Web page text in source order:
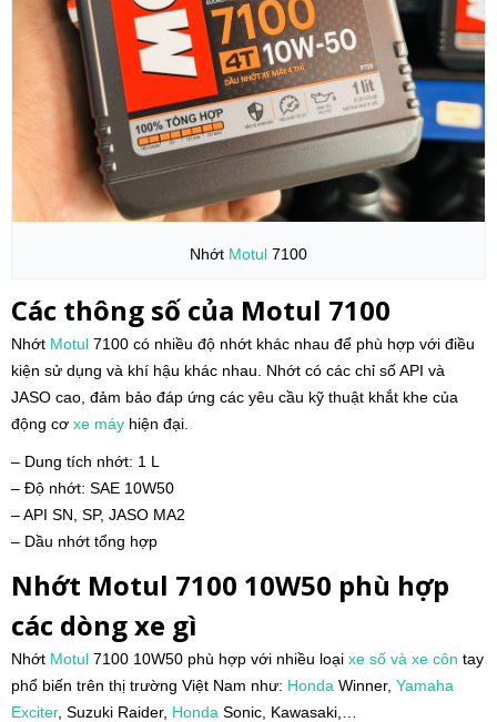
Nhớt Motul 7100
Các thông số của Motul 7100
Nhớt Motul 7100 có nhiều độ nhớt khác nhau để phù hợp với điều
kiện sử dụng và khí hậu khác nhau. Nhớt có các chỉ số API và
JASO cao, đảm bảo đáp ứng các yêu cầu kỹ thuật khắt khe của
động cơ xe máy hiện đại.
– Dung tích nhớt: 1 L
– Độ nhớt: SAE 10W50
– API SN, SP, JASO MA2
– Dầu nhớt tổng hợp
Nhớt Motul 7100 10W50 phù hợp
các dòng xe gì
Nhớt Motul 7100 10W50 phù hợp với nhiều loại xe số và xe côn tay
phổ biến trên thị trường Việt Nam như: Honda Winner, Yamaha
Exciter, Suzuki Raider, Honda Sonic, Kawasaki,…